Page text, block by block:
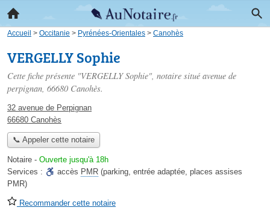
Accueil > Occitanie > Pyrénées-Orientales > Canohès
VERGELLY Sophie
Cette fiche présente "VERGELLY Sophie", notaire situé avenue de
perpignan, 66680 Canohès.
32 avenue de Perpignan
66680 Canohès
📞 Appeler cette notaire
Notaire - Ouverte jusqu'à 18h
Services :
accès PMR (parking, entrée adaptée, places assises
PMR)
Recommander cette notaire